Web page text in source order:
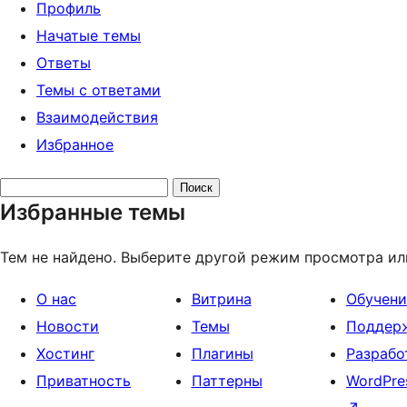
Профиль
Начатые темы
Ответы
Темы с ответами
Взаимодействия
Избранное
тем:
Избранные темы
Тем не найдено. Выберите другой режим просмотра
О нас
Новости
Хостинг
Приватность
Витрина
Темы
Плагины
Паттерны